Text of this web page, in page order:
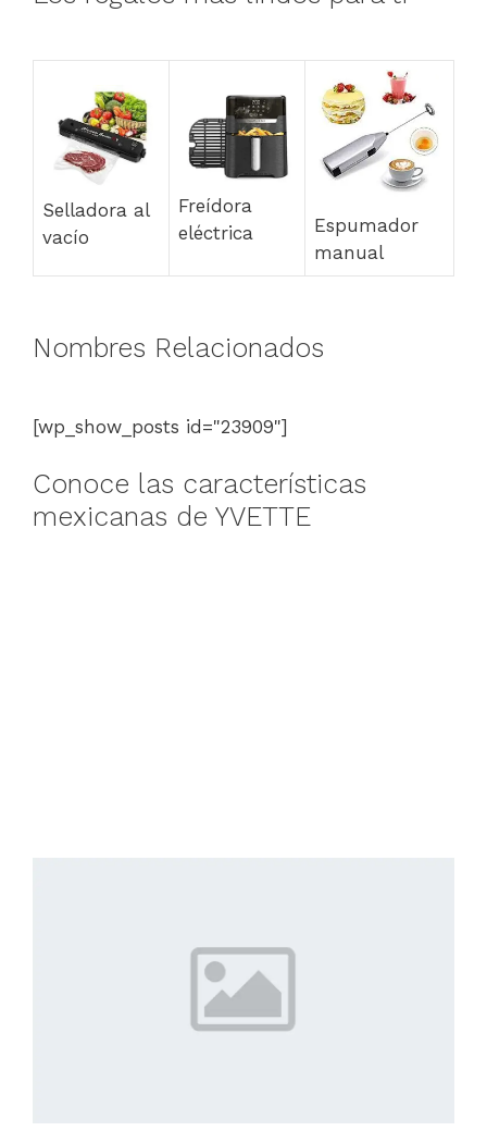
Selladora al
vacío
Freídora
eléctrica
Espumador
manual
Nombres Relacionados
[wp_show_posts id="23909"]
Conoce las características
mexicanas de YVETTE